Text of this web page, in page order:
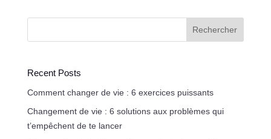
Rechercher
Recent Posts
Comment changer de vie : 6 exercices puissants
Changement de vie : 6 solutions aux problèmes qui
t’empêchent de te lancer